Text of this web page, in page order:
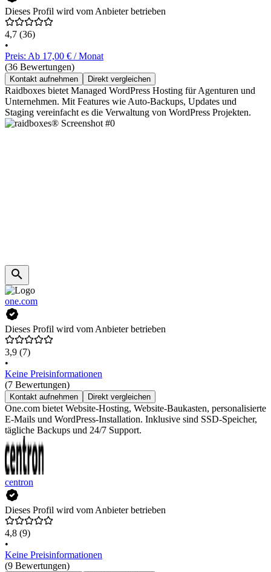
Dieses Profil wird vom Anbieter betrieben
4,7 (36)
•
Preis: Ab 17,00 € / Monat
(36 Bewertungen)
Kontakt aufnehmen Direkt vergleichen
Raidboxes bietet Managed WordPress Hosting für Agenturen und
Unternehmen. Mit Features wie Auto-Backups, Updates und
Staging vereinfacht es die Verwaltung von WordPress Projekten.
one.com
Dieses Profil wird vom Anbieter betrieben
3,9 (7)
•
Keine Preisinformationen
(7 Bewertungen)
Kontakt aufnehmen Direkt vergleichen
One.com bietet Website-Hosting, Website-Baukasten, personalisierte
E-Mails und WordPress-Installation. Inklusive sind SSD-Speicher,
tägliche Backups und 24/7 Support.
centron
Dieses Profil wird vom Anbieter betrieben
4,8 (9)
•
Keine Preisinformationen
(9 Bewertungen)